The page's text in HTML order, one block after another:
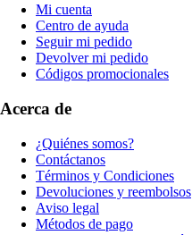
Mi cuenta
Centro de ayuda
Seguir mi pedido
Devolver mi pedido
Códigos promocionales
Acerca de
¿Quiénes somos?
Contáctanos
Términos y Condiciones
Devoluciones y reembolsos
Aviso legal
Métodos de pago